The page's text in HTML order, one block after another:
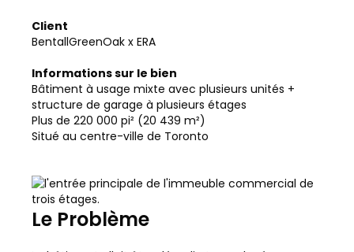
Client
BentallGreenOak x ERA
Informations sur le bien
Bâtiment à usage mixte avec plusieurs unités +
structure de garage à plusieurs étages
Plus de 220 000 pi² (20 439 m²)
Situé au centre-ville de Toronto
Le Problème